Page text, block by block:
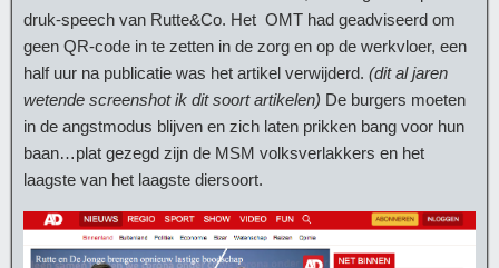
druk-speech van Rutte&Co. Het OMT had geadviseerd om
geen QR-code in te zetten in de zorg en op de werkvloer, een
half uur na publicatie was het artikel verwijderd. (dit al jaren
wetende screenshot ik dit soort artikelen) De burgers moeten
in de angstmodus blijven en zich laten prikken bang voor hun
baan…plat gezegd zijn de MSM volksverlakkers en het
laagste van het laagste diersoort.